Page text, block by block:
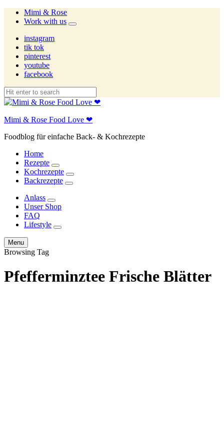
Mimi & Rose
Work with us
expand
instagram
tik tok
pinterest
youtube
facebook
Mimi & Rose Food Love ❤
Foodblog für einfache Back- & Kochrezepte
Home
Rezepte
expand
child
menu
Kochrezepte
expand
child
Backrezepte
expand
Anlass
expand
child
Unser Shop
FAQ
Lifestyle
expand
Search
Menu
Browsing Tag
Pfefferminztee Frische Blätter